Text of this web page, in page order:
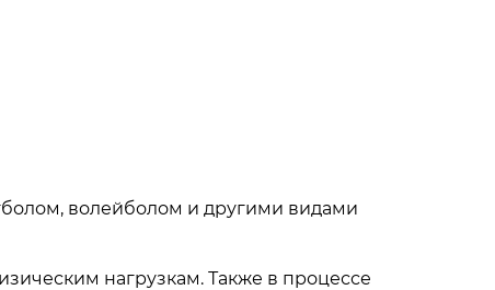
волейболом и другими видами
нагрузкам. Также в процессе